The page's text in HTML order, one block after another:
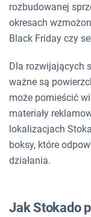
rozbudowanej
okresach
Black Friday czy
Dla rozwijających
ważne są
może pomieścić
materiały
lokalizacjach
boksy, które
działania.
Jak Stokado